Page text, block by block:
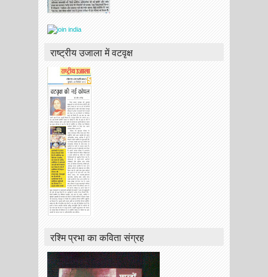
राष्ट्रीय उजाला में वटवृक्ष
रश्मि प्रभा का कविता संग्रह